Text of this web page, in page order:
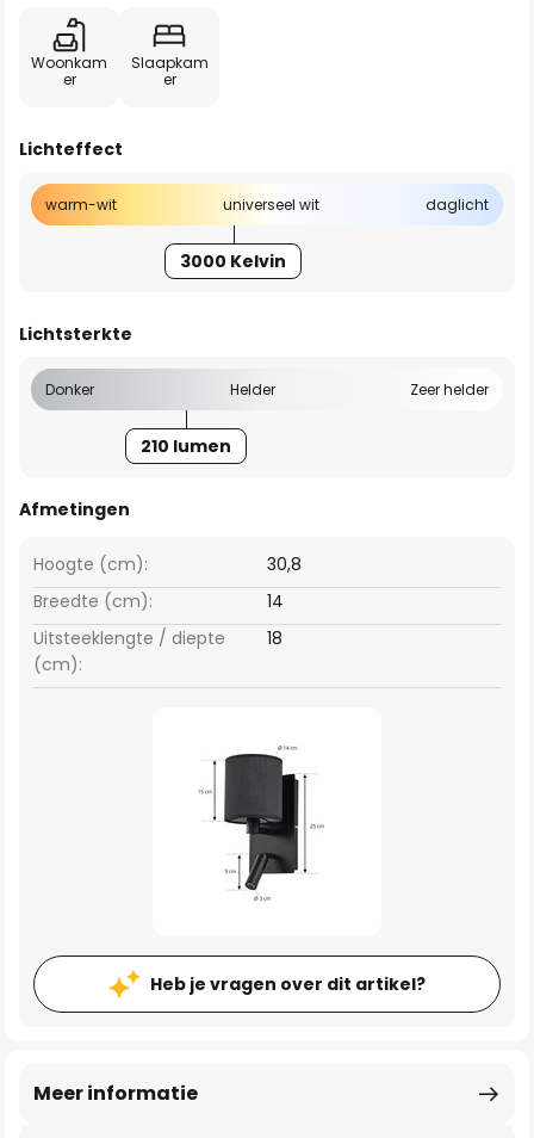
Woonkam
er
Slaapkam
er
Lichteffect
warm-wit universeel wit daglicht
3000 Kelvin
Lichtsterkte
Donker Helder Zeer helder
210 lumen
Afmetingen
Breedte (cm): 14
Hoogte (cm): 30,8
Uitsteeklengte / diepte
(cm):
18
Heb je vragen over dit artikel?
Meer informatie